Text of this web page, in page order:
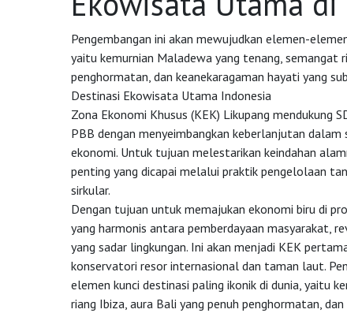
Pengembangan ini akan mewujudkan elemen-
yaitu kemurnian Maladewa yang tenang, semangat
penghormatan, dan keanekaragaman hayati yang
Destinasi Ekowisata Utama Indonesia
Zona Ekonomi Khusus (KEK) Likupang mendukung
PBB dengan menyeimbangkan keberlanjutan dalam
ekonomi. Untuk tujuan melestarikan keindahan
penting yang dicapai melalui praktik pengelolaan
sirkular.
Dengan tujuan untuk memajukan ekonomi biru di
yang harmonis antara pemberdayaan masyarakat,
yang sadar lingkungan. Ini akan menjadi KEK
konservatori resor internasional dan taman laut.
elemen kunci destinasi paling ikonik di dunia, yaitu
riang Ibiza, aura Bali yang penuh penghormatan,